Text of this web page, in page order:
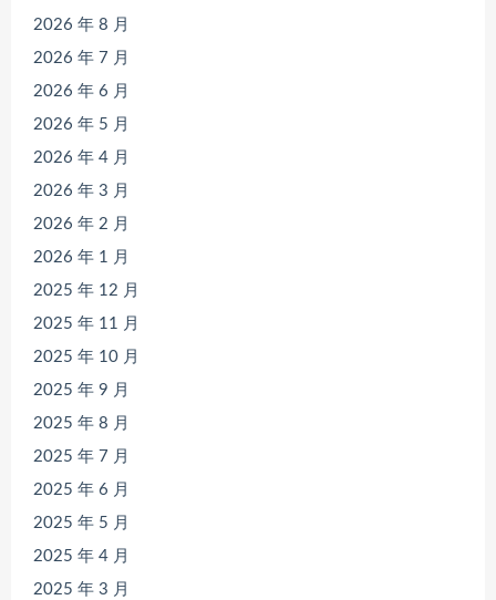
2026 年 8 月
2026 年 7 月
2026 年 6 月
2026 年 5 月
2026 年 4 月
2026 年 3 月
2026 年 2 月
2026 年 1 月
2025 年 12 月
2025 年 11 月
2025 年 10 月
2025 年 9 月
2025 年 8 月
2025 年 7 月
2025 年 6 月
2025 年 5 月
2025 年 4 月
2025 年 3 月